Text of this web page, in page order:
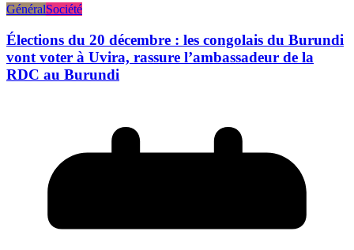
GénéralSociété
Élections du 20 décembre : les congolais du Burundi
vont voter à Uvira, rassure l’ambassadeur de la
RDC au Burundi